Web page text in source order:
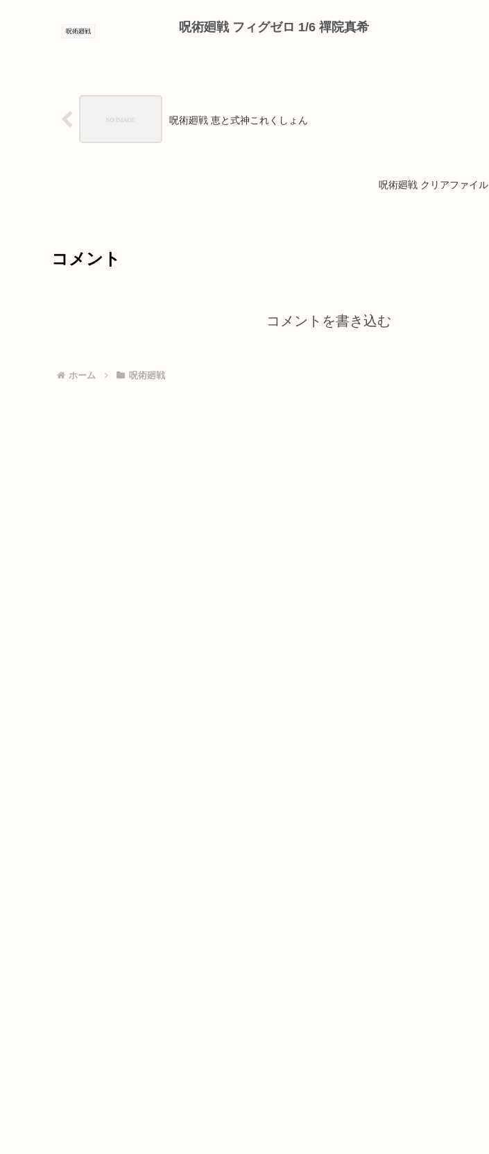
呪術廻戦 呪術廻戦 フィグゼロ 1/6 禪院真希
呪術廻戦 恵と式神これくしょん
呪術廻戦 クリアファイル
コメント
コメントを書き込む
ホーム 呪術廻戦